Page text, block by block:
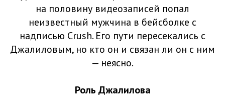
на половину видеозаписей попал
неизвестный мужчина в бейсболке с
надписью Crush. Его пути пересекались с
Джалиловым, но кто он и связан ли он с ним
— неясно.
Роль Джалилова